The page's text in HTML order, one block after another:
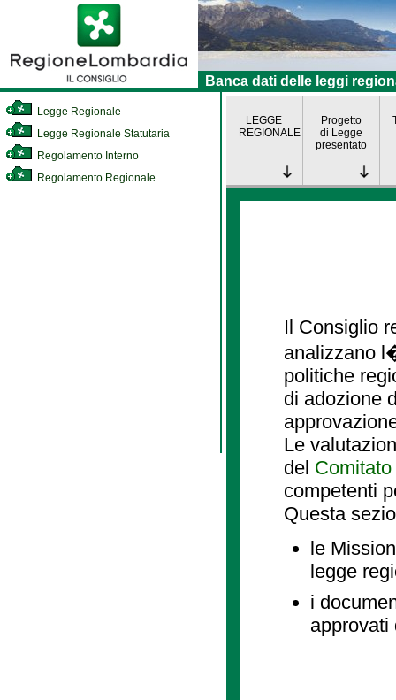
Banca dati delle leggi
Legge Regionale
Legge Regionale Statutaria
Regolamento Interno
Regolamento Regionale
LEGGE
REGIONALE
Progetto
di Legge
presentato
Il Consiglio
analizzano
politiche
di adozione
Le
del
competenti
Questa
le
legge
i
approvati